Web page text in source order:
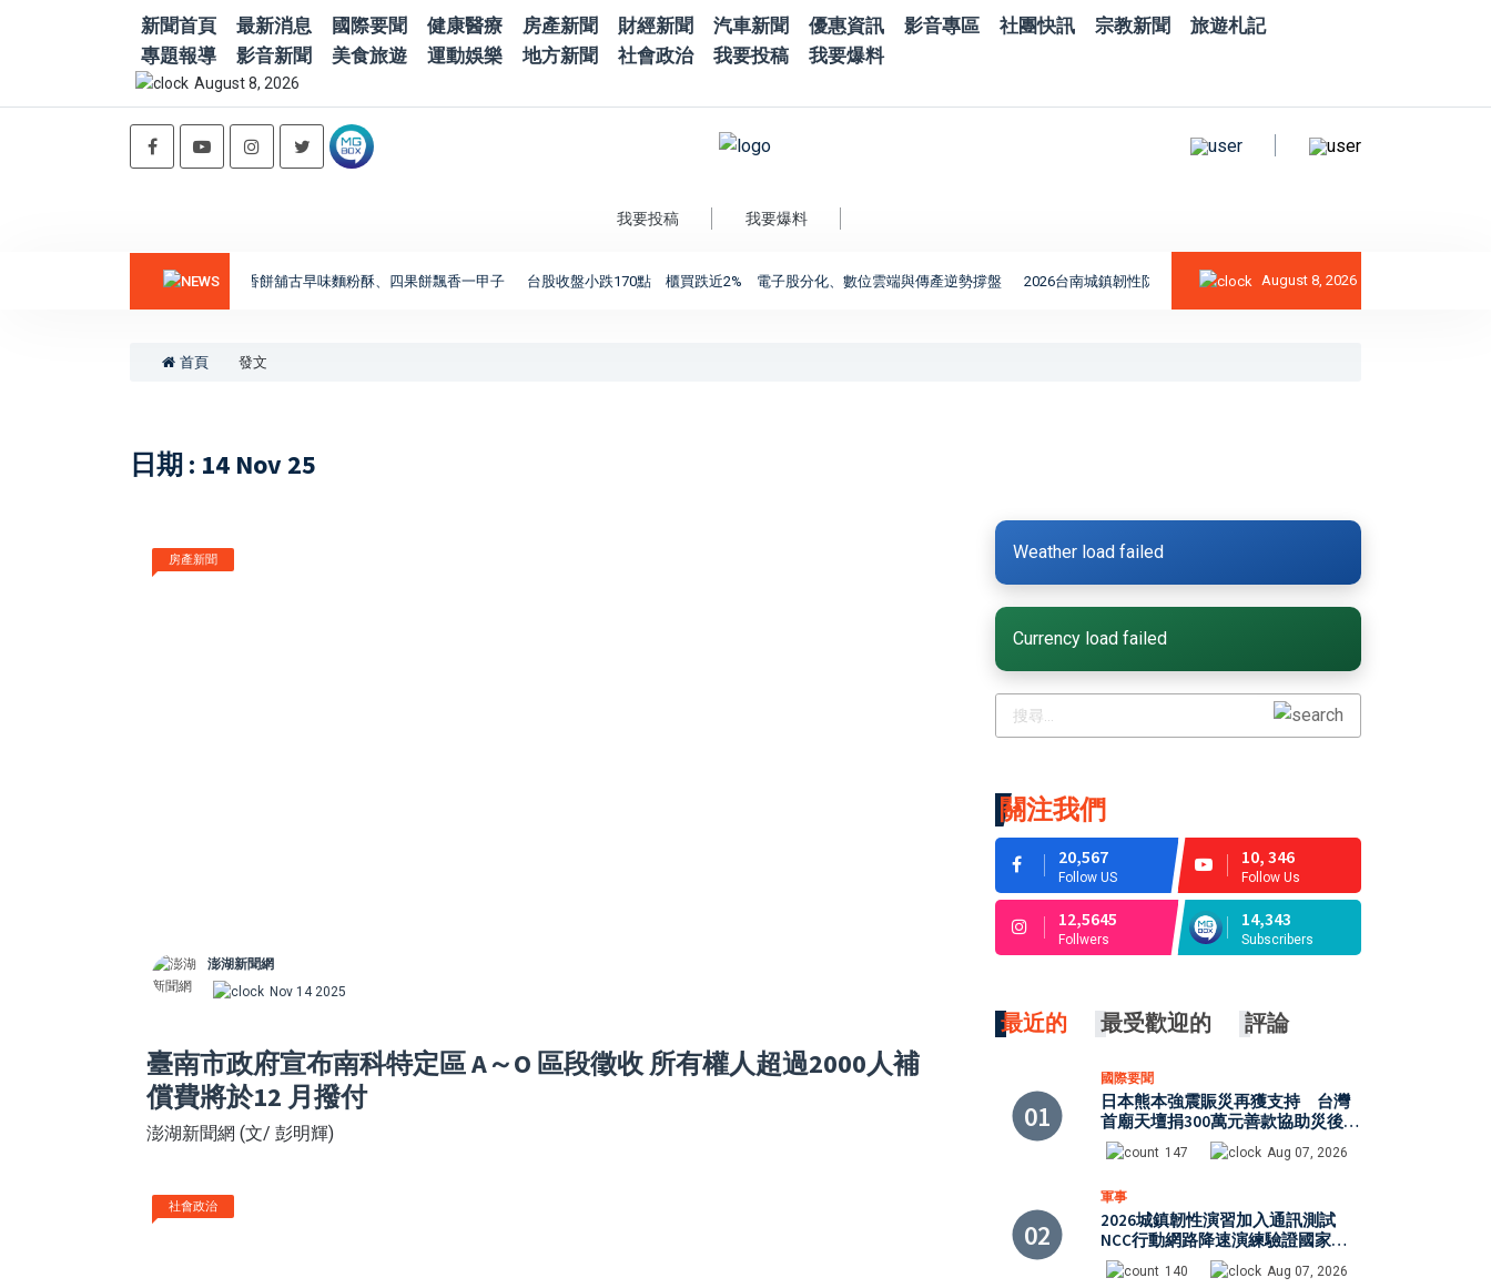
新聞首頁 最新消息 國際要聞 健康醫療 房產新聞 財經新聞 汽車新聞 優惠資訊 影音專區 社團快訊 宗教新聞
旅遊札記
專題報導
影音新聞 美食旅遊 運動娛樂 地方新聞 社會政治 我要投稿 我要爆料
August 8, 2026
我要投稿 我要爆料
路臺南味」走進喜樹老街 義美香餅舖古早味麵粉酥、四果餅飄香一甲子 台股收盤小跌170點 櫃買跌近2% 電子股分化、數位雲端與傳產逆勢撐盤 2026台南城鎮韌性防空演習完成｜黃偉哲肯定全民防衛與防空避難整備
August 8, 2026
首頁 發文
日期 : 14 Nov 25
房產新聞
澎湖新聞網
Nov 14 2025
臺南市政府宣布南科特定區 A～O 區段徵收 所有權人超過2000人補
償費將於12 月撥付
澎湖新聞網 (文/ 彭明輝)
社會政治
Weather load failed
Currency load failed
關注我們
20,567
Follow US
10, 346
Follow Us
12,5645
Follwers
14,343
Subscribers
最近的 最受歡迎的 評論
國際要聞
日本熊本強震賑災再獲支持 台灣
首廟天壇捐300萬元善款協助災後復
原
147 Aug 07, 2026
軍事
2026城鎮韌性演習加入通訊測試
NCC行動網路降速演練驗證國家通
訊防護能力
140 Aug 07, 2026